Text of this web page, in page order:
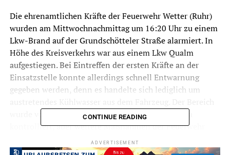
Die ehrenamtlichen Kräfte der Feuerwehr Wetter (Ruhr)
wurden am Mittwochnachmittag um 16:20 Uhr zu einem
Lkw-Brand auf der Grundschötteler Straße alarmiert. In
Höhe des Kreisverkehrs war aus einem Lkw Qualm
aufgestiegen. Bei Eintreffen der ersten Kräfte an der
Einsatzstelle konnte allerdings schnell Entwarnung
gegeben werden, denn es handelte sich lediglich um
wurde vorsorglich noch mit der Wärmebildkamera
kontrolliert, aber weitere Maßnahmen der Feuerwehr
waren nicht erforderlich, sodass dieser Einsatz nach einer
halben Stunde abgebrochen werden konnte.
CONTINUE READING
ADVERTISEMENT